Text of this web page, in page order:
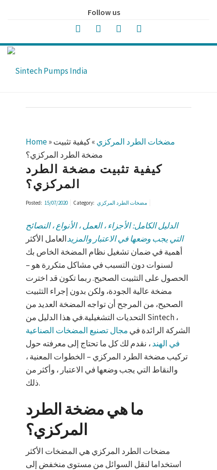
Follow us
Home» مضخات الطرد المركزي»كيفية تثبيت
مضخة الطرد المركزي؟
كيفية تثبيت مضخة الطرد
المركزي؟
Posted: 15/07/2020 Category: مضخات الطرد المركزي
الدليل الكامل: الأجزاء ، العمل ، الأنواع ، النصائح
التي يجب وضعها في الاعتبار والمزيدالعامل الأكثر
أهمية في ضمان تشغيل نظام المضخة الخاص بك
لسنوات دون التسبب في مشاكل متكررة هو –
الحصول على التثبيت الصحيح. ربما تكون قد اخترت
مضخة عالية الجودة، ولكن بدون إجراء التثبيت
الصحيح، من المرجح أن تواجه المضخة العديد من
التحديات التشغيلية.في هذا الدليل من Sintech ،
الشركة الرائدة في مجال تصنيع المضخات الصناعية
في الهند ، نقدم لك كل ما تحتاج إلى معرفته حول
تركيب مضخة الطرد المركزي – الخطوات المعنية ،
والنقاط التي يجب وضعها في الاعتبار ، وأكثر من
ذلك.
ما هي مضخة الطرد
المركزي؟
مضخات الطرد المركزي هي المضخات الأكثر
استخداما لنقل السوائل من مستوى منخفض إلى